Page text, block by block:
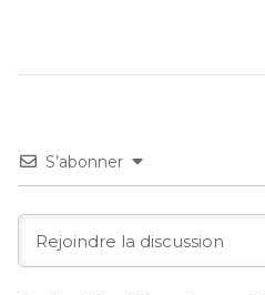
S’abonner